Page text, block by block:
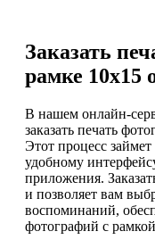
Заказать
рамке 10х15
В нашем онлайн-
заказать печать
Этот процесс
удобному
приложения.
и позволяет вам
воспоминаний,
фотографий с